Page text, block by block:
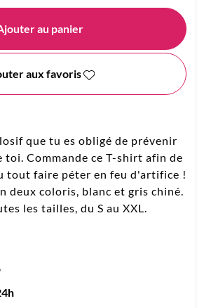
au panier
aux favoris
que tu es obligé de prévenir
toi. Commande ce T-shirt afin de
tout faire péter en feu d'artifice !
deux coloris, blanc et gris chiné.
les tailles, du S au XXL.